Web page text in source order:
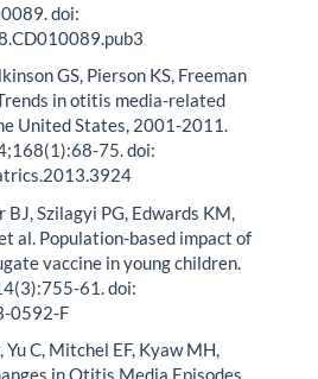
doi:
GS, Pierson KS, Freeman
in otitis media-related
United States, 2001-2011.
75. doi:
Szilagyi PG, Edwards KM,
al. Population-based impact of
vaccine in young children.
61. doi:
0592-F
Yu C, Mitchel EF, Kyaw MH,
in Otitis Media Episodes